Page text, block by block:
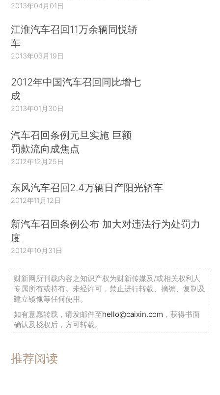
2013年04月01日
江淮汽车召回11万余辆同悦轿
车
2013年03月19日
2012年中国汽车召回同比增七
成
2013年01月30日
汽车召回条例元旦实施 巨额
罚款流向成焦点
2012年12月25日
东风汽车召回2.4万辆日产阳光轿车
2012年11月12日
新汽车召回条例公布 加大对违法行为处罚力
度
2012年10月31日
财新网所刊载内容之知识产权为财新传媒及/或相关权利人
专属所有或持有。未经许可，禁止进行转载、摘编、复制及
建立镜像等任何使用。
如有意愿转载，请发邮件至hello@caixin.com ，获得书面
确认及授权后，方可转载。
推荐阅读